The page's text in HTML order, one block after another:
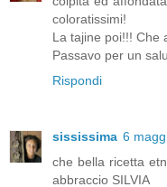
coloratissimi!
La tajine poi!!! Che
Passavo per un
Rispondi
sississima 6
che bella ricetta
abbraccio SILVIA